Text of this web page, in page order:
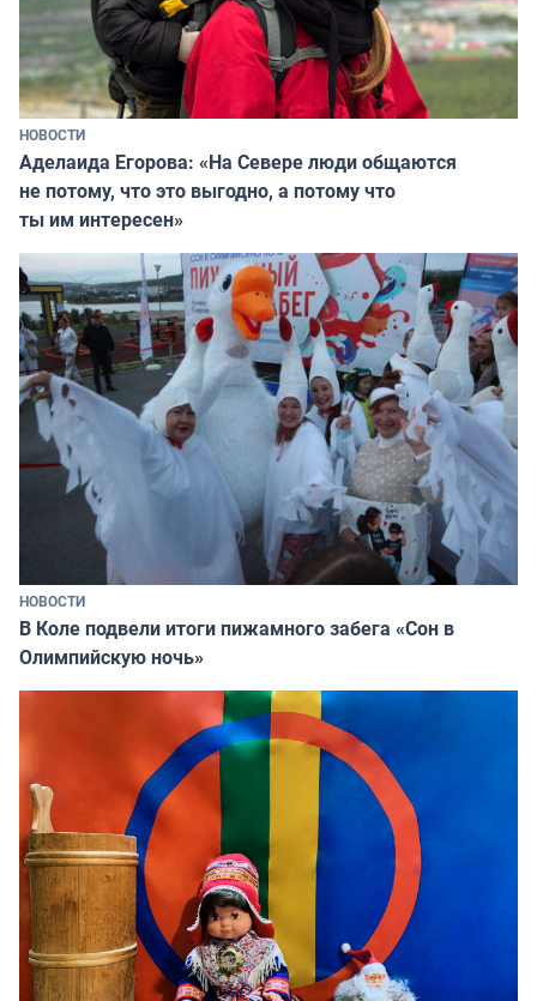
НОВОСТИ
Аделаида Егорова: «На Севере люди общаются
не потому, что это выгодно, а потому что
ты им интересен»
НОВОСТИ
В Коле подвели итоги пижамного забега «Сон в
Олимпийскую ночь»